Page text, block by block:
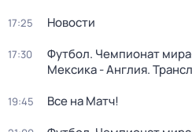
17:25 Новости
17:30
Футбол. Чемпионат
Мексика - Англия.
19:45 Все на Матч!